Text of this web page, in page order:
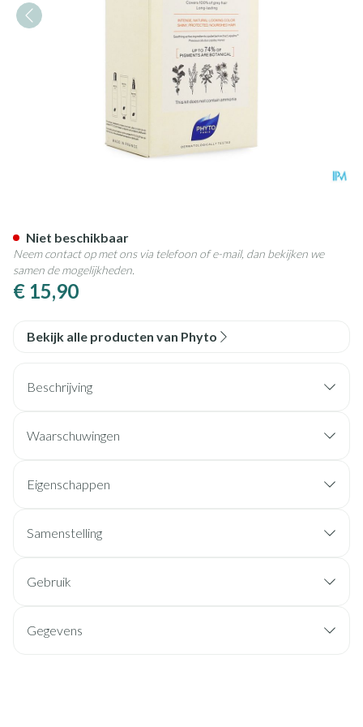
€ 15,90
Niet beschikbaar
Neem contact op met ons via telefoon of e-mail, dan bekijken we
samen de mogelijkheden.
Bekijk alle producten van Phyto
Beschrijving
Waarschuwingen
Eigenschappen
Samenstelling
Gebruik
Gegevens